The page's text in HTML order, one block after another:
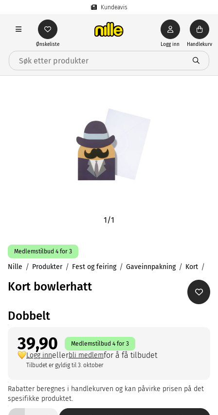
Kundeavis
Ønskeliste Logg inn Handlekurv
1/1
Medlemstilbud 4 for 3
Nille Produkter Fest og feiring Gaveinnpakning Kort
Kort bowlerhatt
Dobbelt
39,90 Medlemstilbud 4 for 3
Logg innellerbli medlemfor å få tilbudet
Tilbudet er gyldig til 3. oktober
Rabatter beregnes i handlekurven og kan påvirke prisen på det
spesifikke produktet.